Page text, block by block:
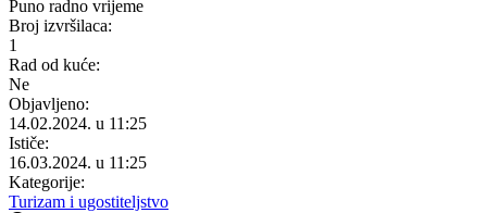
Puno radno vrijeme
Broj izvršilaca:
1
Rad od kuće:
Ne
Objavljeno:
14.02.2024. u 11:25
Ističe:
16.03.2024. u 11:25
Kategorije:
Turizam i ugostiteljstvo